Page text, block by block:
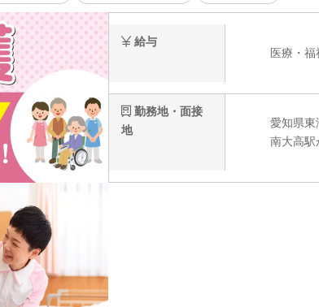
給与
医療・福
勤務地・面接
地
愛知県東
南大高駅